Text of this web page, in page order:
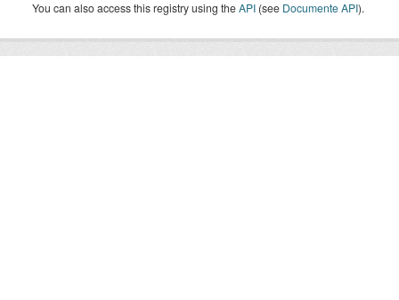
You can also access this registry using theAPI (see Documente API).